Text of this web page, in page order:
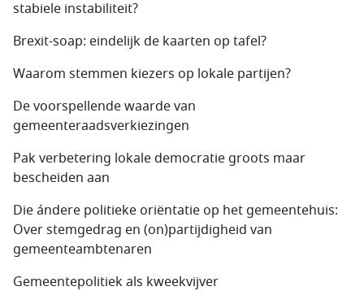
stabiele instabiliteit?
Brexit-soap: eindelijk de kaarten op tafel?
Waarom stemmen kiezers op lokale partijen?
De voorspellende waarde van
gemeenteraadsverkiezingen
Pak verbetering lokale democratie groots maar
bescheiden aan
Die ándere politieke oriëntatie op het gemeentehuis:
Over stemgedrag en (on)partijdigheid van
gemeenteambtenaren
Gemeentepolitiek als kweekvijver